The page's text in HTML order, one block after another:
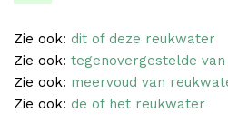
Zie ook: dit of deze reukwater
Zie ook: tegenovergestelde
Zie ook: meervoud van
Zie ook: de of het reukwater